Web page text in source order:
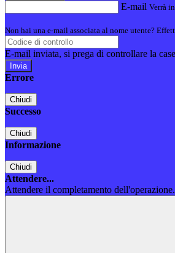
E-mail Verrà
Non hai una e-mail associata al nome utente?
E-mail inviata, si prega di controllare la
Errore
Chiudi
Successo
Chiudi
Informazione
Chiudi
Attendere...
Attendere il completamento